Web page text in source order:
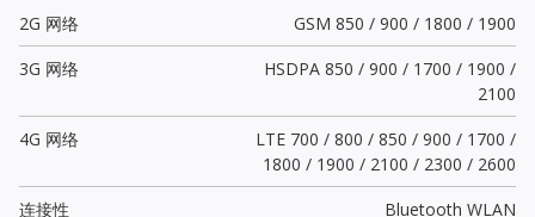
2G 网络
GSM 850 / 900 / 1800 / 1900
3G 网络
HSDPA 850 / 900 / 1700 / 1900 /
2100
4G 网络
LTE 700 / 800 / 850 / 900 / 1700 /
1800 / 1900 / 2100 / 2300 / 2600
连接性
Bluetooth WLAN